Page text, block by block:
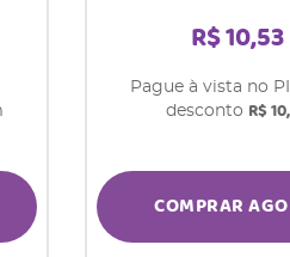
R$ 10,53
Pague à vista no
desconto R$
COMPRAR